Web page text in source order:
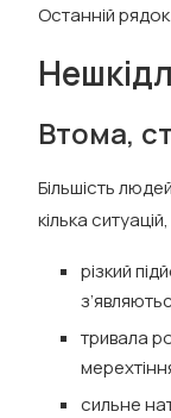
Останній
Втома,
Більшість
кілька
різкий
тривала
сильне